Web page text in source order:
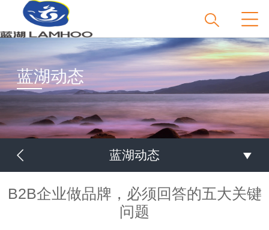
蓝湖动态
蓝湖动态
B2B企业做品牌，必须回答的五大关键
问题